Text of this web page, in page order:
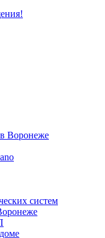
Воронеже
систем